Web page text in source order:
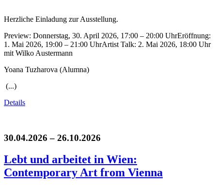
Herzliche Einladung zur Ausstellung.
Preview: Donnerstag, 30. April 2026, 17:00 – 20:00 UhrEröffnung:
1. Mai 2026, 19:00 – 21:00 UhrArtist Talk: 2. Mai 2026, 18:00 Uhr
mit Wilko Austermann
Yoana Tuzharova (Alumna)
(...)
Details
30.04.2026 – 26.10.2026
Lebt und arbeitet in Wien:
Contemporary Art from Vienna